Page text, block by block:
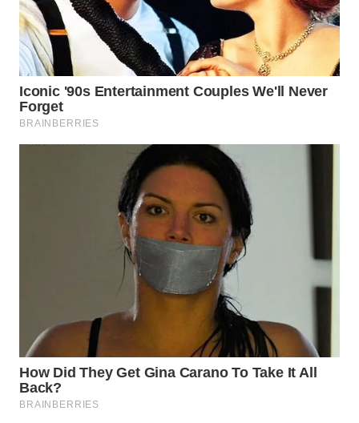
WN
INDRAMAYU
WN
KUNINGAN
MAJALENGKA
PURWAKARTA
WN
PRIANGAN
TIMUR